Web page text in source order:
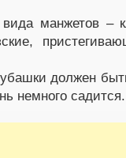
манжетов –
должен
немного садится.